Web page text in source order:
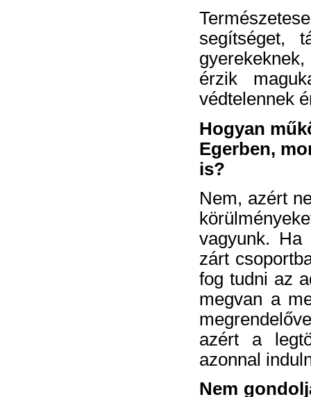
segítséget,
érzik
védtelennek
Hogyan
Egerben,
is?
Nem, azért
vagyunk. Ha
zárt
fog tudni az
megvan a
azért a
azonnal
Nem